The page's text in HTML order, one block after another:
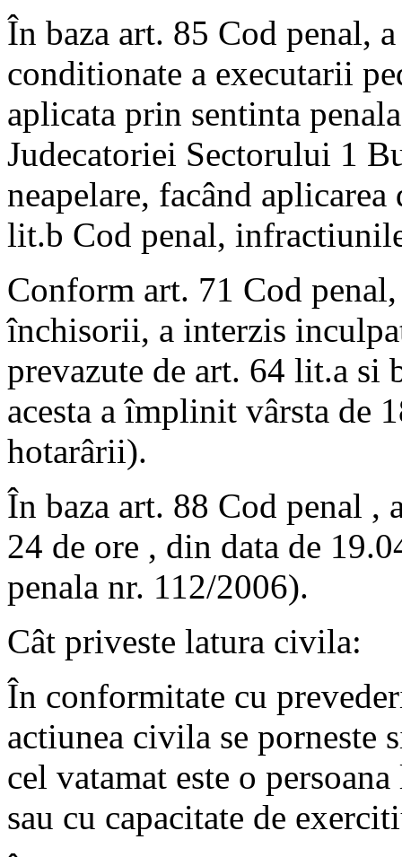
În baza art. 85 Cod penal,
conditionate a executarii
aplicata prin sentinta
Judecatoriei Sectorului 1
neapelare, facând
lit.b Cod penal,
Conform art. 71 Cod
închisorii, a interzis
prevazute de art. 64 lit.a si
acesta a împlinit vârsta de
hotarârii).
În baza art. 88 Cod penal ,
24 de ore , din data de
penala nr. 112/2006).
Cât priveste latura civila:
În conformitate cu
actiunea civila se porneste
cel vatamat este o
sau cu capacitate de